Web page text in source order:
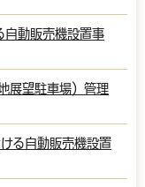
自動販売機設置事
展望駐車場）管理
る自動販売機設置